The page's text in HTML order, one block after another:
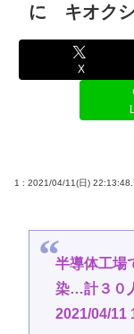
に キオクシ
X
1 : 2021/04/11(日)
半導体工場
染…計３０
2021/04/11